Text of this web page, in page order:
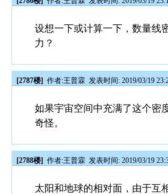
设想一下或计算一下，数量线
力？
[2787楼] 作者:王普霖 发表时间: 2019/03/19
如果宇宙空间中充满了这个密
奇怪。
[2788楼] 作者:王普霖 发表时间: 2019/03/19
太阳和地球的相对面，由于互